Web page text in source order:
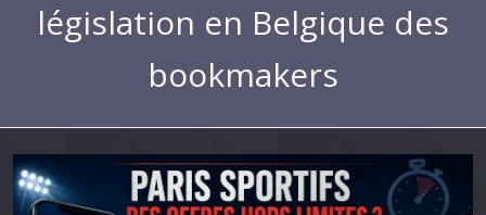
législation en Belgique des
bookmakers